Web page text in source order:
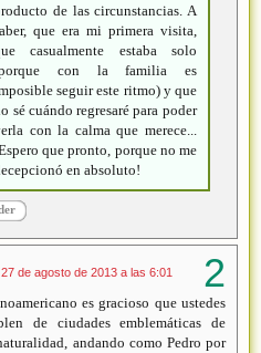
de las circunstancias. A
que era mi primera visita,
casualmente estaba solo
con la familia es
seguir este ritmo) y que
sé cuándo regresaré para poder
con la calma que merece...
que pronto, porque no me
en absoluto!
27 de agosto de 2013 a las 6:01
es gracioso que ustedes
de ciudades emblemáticas de
andando como Pedro por